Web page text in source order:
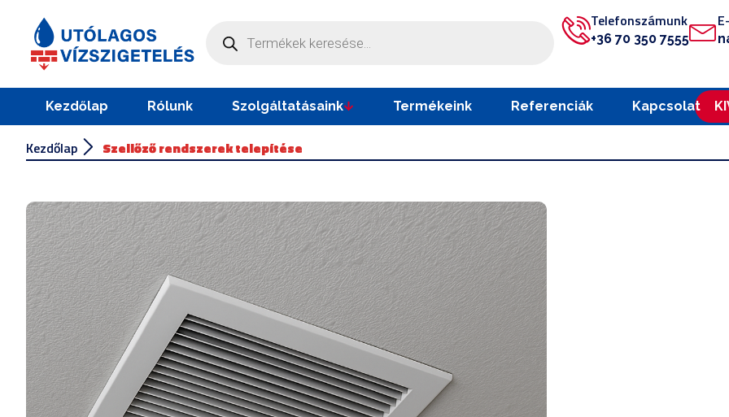
Telefonszámunk
+36 70 350 7555
Kezdőlap Rólunk Szolgáltatásaink Termékeink Referenciák Kapcsolat
Kezdőlap Szellőző rendszerek telepítése